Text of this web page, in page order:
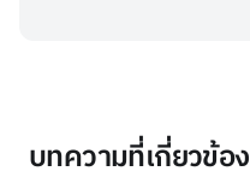
บทความที่เกี่ยวข้อง